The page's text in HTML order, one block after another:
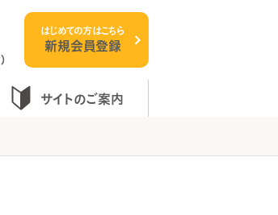
はじめての方はこちら
新規会員登録
サイトのご案内